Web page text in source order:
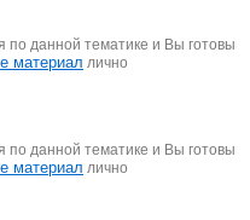
данной тематике и Вы готовы
материал лично
данной тематике и Вы готовы
материал лично